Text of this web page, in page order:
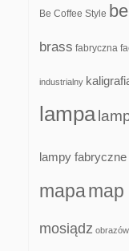
Be Coffee Style
brass fabryczna
industrialny
lampa
lampy fabryczne
mapa
mosiądz